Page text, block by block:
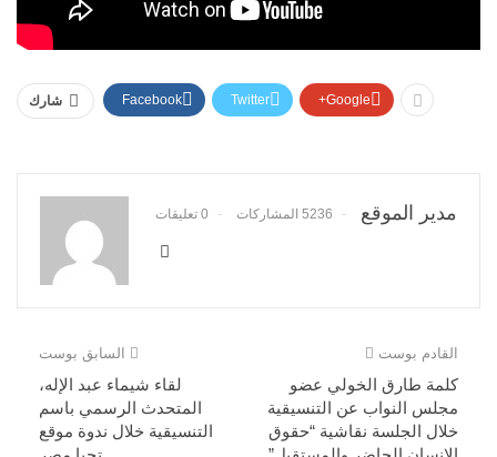
شارك Facebook Twitter Google+
مدير الموقع 5236 المشاركات 0 تعليقات
السابق بوست
لقاء شيماء عبد الإله،
المتحدث الرسمي باسم
التنسيقية خلال ندوة موقع
القادم بوست
كلمة طارق الخولي عضو
مجلس النواب عن التنسيقية
خلال الجلسة نقاشية “حقوق